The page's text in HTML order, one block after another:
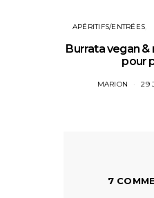
APÉRITIFS/ENTRÉES
Burrata vegan
pour
MARION 29
7